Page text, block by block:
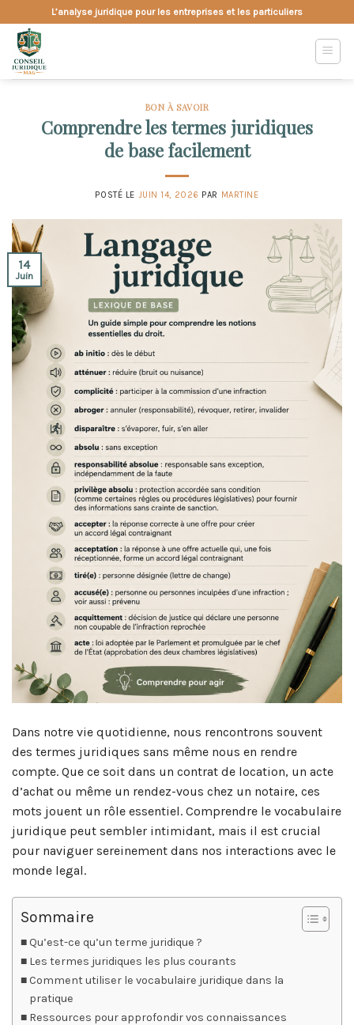
to
content
L’analyse juridique pour les entreprises et les particuliers
BON À SAVOIR
Comprendre les termes juridiques
de base facilement
POSTÉ LE JUIN 14, 2026 PAR MARTINE
14
Juin
Dans notre vie quotidienne, nous rencontrons souvent
des termes juridiques sans même nous en rendre
compte. Que ce soit dans un contrat de location, un acte
d’achat ou même un rendez-vous chez un notaire, ces
mots jouent un rôle essentiel. Comprendre le vocabulaire
juridique peut sembler intimidant, mais il est crucial
pour naviguer sereinement dans nos interactions avec le
monde legal.
Sommaire
Qu’est-ce qu’un terme juridique ?
Les termes juridiques les plus courants
Comment utiliser le vocabulaire juridique dans la
pratique
Ressources pour approfondir vos connaissances